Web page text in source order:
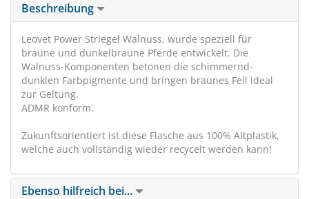
Beschreibung
Leovet Power Striegel Walnuss, wurde speziell für
braune und dunkelbraune Pferde entwickelt. Die
Walnuss-Komponenten betonen die schimmernd-
dunklen Farbpigmente und bringen braunes Fell ideal
zur Geltung.
ADMR konform.
Zukunftsorientiert ist diese Flasche aus 100% Altplastik,
welche auch vollständig wieder recycelt werden kann!
Ebenso hilfreich bei...